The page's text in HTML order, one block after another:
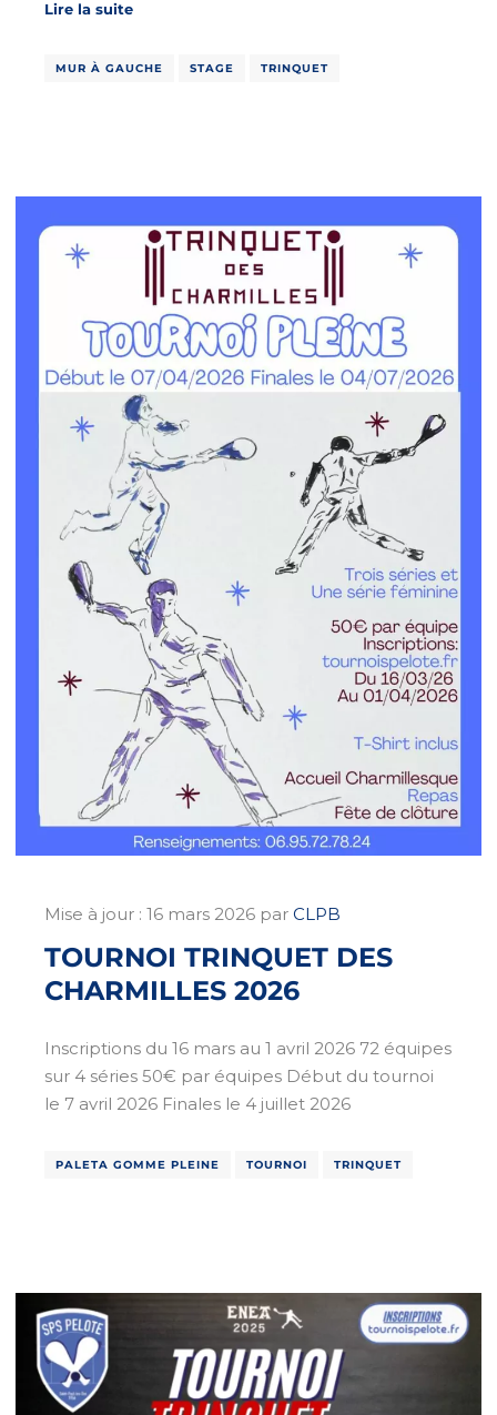
Lire la suite
MUR À GAUCHE STAGE TRINQUET
Mise à jour : 16 mars 2026 par CLPB
TOURNOI TRINQUET DES
CHARMILLES 2026
Inscriptions du 16 mars au 1 avril 2026 72 équipes
sur 4 séries 50€ par équipes Début du tournoi
le 7 avril 2026 Finales le 4 juillet 2026
PALETA GOMME PLEINE TOURNOI TRINQUET